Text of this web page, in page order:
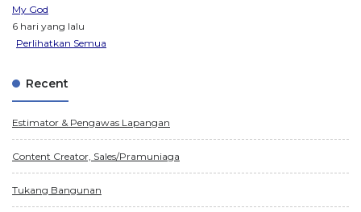
My God
6 hari yang lalu
Perlihatkan Semua
Recent
Estimator & Pengawas Lapangan
Content Creator, Sales/Pramuniaga
Tukang Bangunan